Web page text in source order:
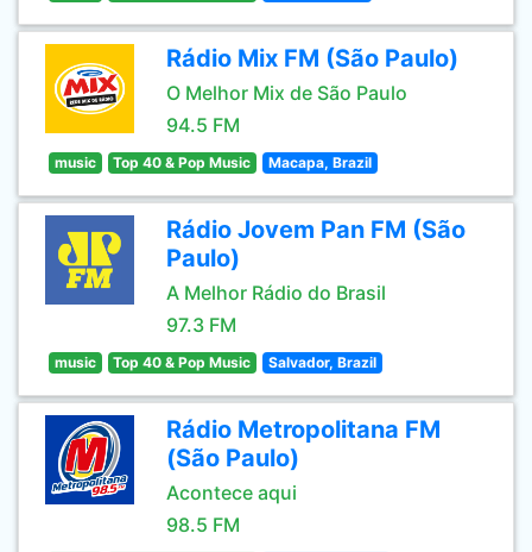
Rádio Mix FM (São Paulo)
O Melhor Mix de São Paulo
94.5 FM
music Top 40 & Pop Music Macapa, Brazil
Rádio Jovem Pan FM (São
Paulo)
A Melhor Rádio do Brasil
97.3 FM
music Top 40 & Pop Music Salvador, Brazil
Rádio Metropolitana FM
(São Paulo)
Acontece aqui
98.5 FM